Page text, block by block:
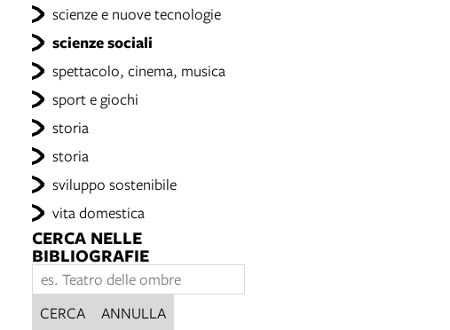
scienze e nuove tecnologie
scienze sociali
spettacolo, cinema, musica
sport e giochi
storia
storia
sviluppo sostenibile
vita domestica
CERCA NELLE
BIBLIOGRAFIE
CERCA ANNULLA